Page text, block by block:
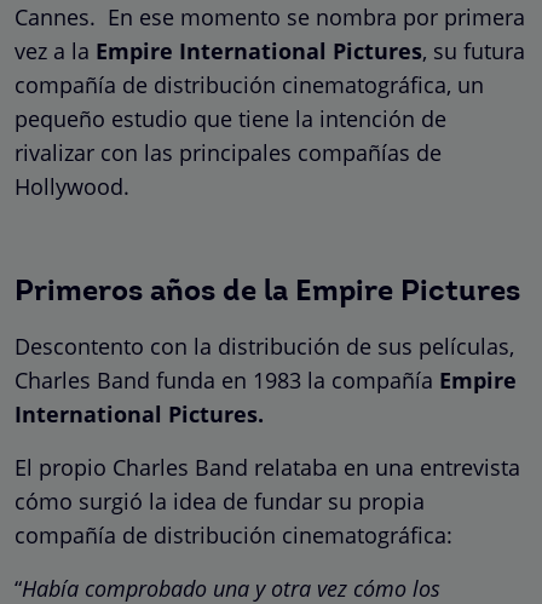
Cannes. En ese momento se nombra por primera
vez a la Empire International Pictures, su futura
compañía de distribución cinematográfica, un
pequeño estudio que tiene la intención de
rivalizar con las principales compañías de
Hollywood.
Primeros años de la Empire Pictures
Descontento con la distribución de sus películas,
Charles Band funda en 1983 la compañía Empire
International Pictures.
El propio Charles Band relataba en una entrevista
cómo surgió la idea de fundar su propia
compañía de distribución cinematográfica:
“Había comprobado una y otra vez cómo los